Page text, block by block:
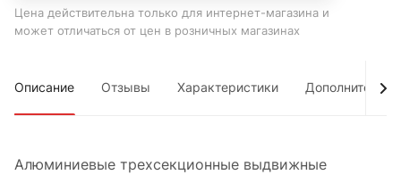
Цена действительна только для интернет-магазина и
может отличаться от цен в розничных магазинах
Описание Отзывы Характеристики Дополнительно
Алюминиевые трехсекционные выдвижные